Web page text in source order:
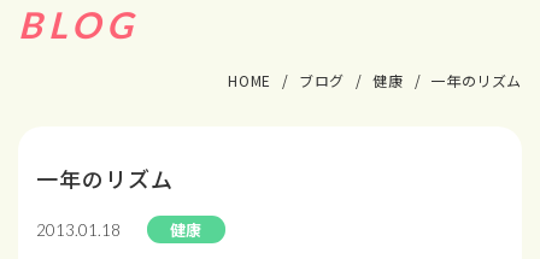
BLOG
HOME ブログ 健康 一年のリズム
一年のリズム
2013.01.18 健康